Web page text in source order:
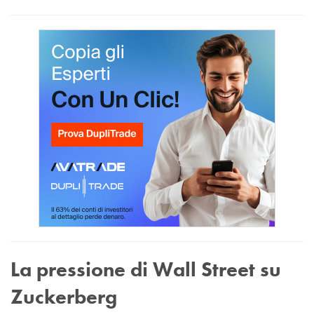
La pressione di Wall Street su
Zuckerberg